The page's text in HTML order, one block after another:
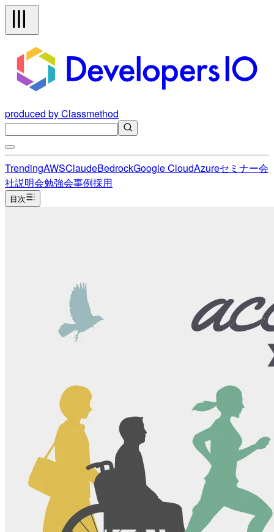
produced by Classmethod
TrendingAWSClaudeBedrockGoogle CloudAzureセミナー会
社説明会勉強会事例採用
目次